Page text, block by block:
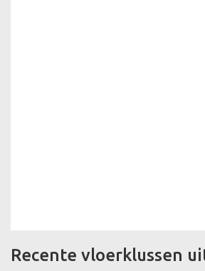
Recente vloerklussen